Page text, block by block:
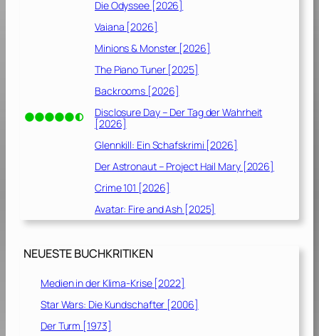
Die Odyssee [2026]
Vaiana [2026]
Minions & Monster [2026]
The Piano Tuner [2025]
Backrooms [2026]
Disclosure Day – Der Tag der Wahrheit
[2026]
Glennkill: Ein Schafskrimi [2026]
Der Astronaut – Project Hail Mary [2026]
Crime 101 [2026]
Avatar: Fire and Ash [2025]
NEUESTE BUCHKRITIKEN
Medien in der Klima-Krise [2022]
Star Wars: Die Kundschafter [2006]
Der Turm [1973]